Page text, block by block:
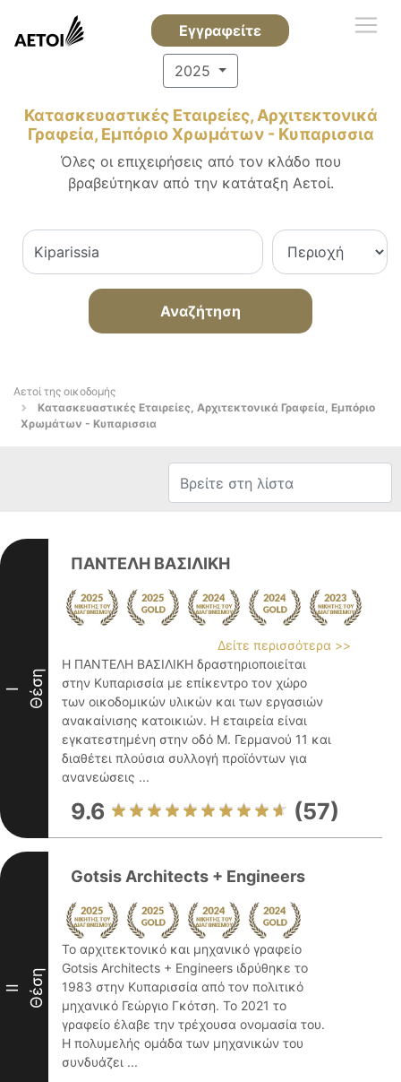
Εγγραφείτε
2025
Κατασκευαστικές Εταιρείες, Αρχιτεκτονικά
Γραφεία, Εμπόριο Χρωμάτων - Κυπαρισσια
Όλες οι επιχειρήσεις από τον κλάδο που
βραβεύτηκαν από την κατάταξη Αετοί.
Αναζήτηση
Αετοί της οικοδομής
Κατασκευαστικές Εταιρείες, Αρχιτεκτονικά Γραφεία, Εμπόριο
Χρωμάτων - Κυπαρισσια
I Θέση
ΠΑΝΤΕΛΗ ΒΑΣΙΛΙΚΗ
Δείτε περισσότερα >>
Η ΠΑΝΤΕΛΗ ΒΑΣΙΛΙΚΗ δραστηριοποιείται
στην Κυπαρισσία με επίκεντρο τον χώρο
των οικοδομικών υλικών και των εργασιών
ανακαίνισης κατοικιών. Η εταιρεία είναι
εγκατεστημένη στην οδό Μ. Γερμανού 11 και
διαθέτει πλούσια συλλογή προϊόντων για
ανανεώσεις ...
9.6 (57)
II Θέση
Gotsis Architects + Engineers
Το αρχιτεκτονικό και μηχανικό γραφείο
Gotsis Architects + Engineers ιδρύθηκε το
1983 στην Κυπαρισσία από τον πολιτικό
μηχανικό Γεώργιο Γκότση. Το 2021 το
γραφείο έλαβε την τρέχουσα ονομασία του.
Η πολυμελής ομάδα των μηχανικών του
συνδυάζει ...